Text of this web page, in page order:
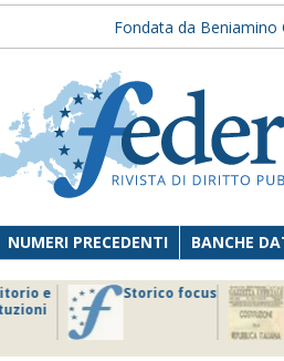
Fondata da
NUMERI PRECEDENTI BANCHE
Storico focus
e